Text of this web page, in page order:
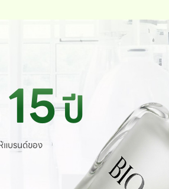
15ปี
บรนด์ของ